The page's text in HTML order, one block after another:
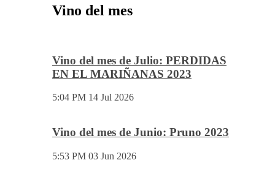
Vino del mes
Vino del mes de Julio: PERDIDAS
EN EL MARIÑANAS 2023
5:04 PM 14 Jul 2026
Vino del mes de Junio: Pruno 2023
5:53 PM 03 Jun 2026